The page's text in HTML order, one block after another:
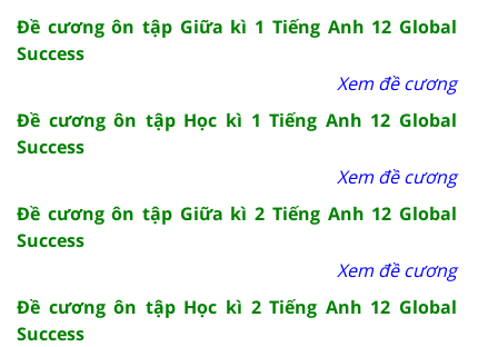
Đề cương ôn tập Giữa kì 1 Tiếng Anh 12 Global
Success
Xem đề cương
Đề cương ôn tập Học kì 1 Tiếng Anh 12 Global
Success
Xem đề cương
Đề cương ôn tập Giữa kì 2 Tiếng Anh 12 Global
Success
Xem đề cương
Đề cương ôn tập Học kì 2 Tiếng Anh 12 Global
Success